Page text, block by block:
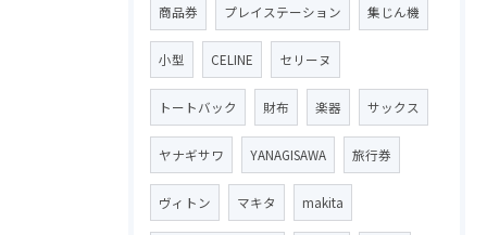
商品券 プレイステーション 集じん機
小型 CELINE セリーヌ
トートバック 財布 楽器 サックス
ヤナギサワ YANAGISAWA 旅行券
ヴィトン マキタ makita